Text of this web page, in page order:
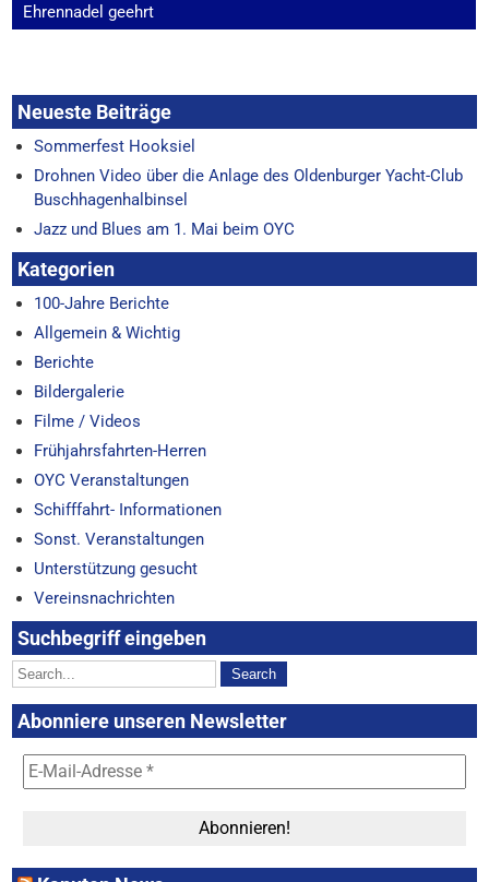
Ehrennadel geehrt
Neueste Beiträge
Sommerfest Hooksiel
Drohnen Video über die Anlage des Oldenburger Yacht-Club
Buschhagenhalbinsel
Jazz und Blues am 1. Mai beim OYC
Kategorien
100-Jahre Berichte
Allgemein & Wichtig
Berichte
Bildergalerie
Filme / Videos
Frühjahrsfahrten-Herren
OYC Veranstaltungen
Schifffahrt- Informationen
Sonst. Veranstaltungen
Unterstützung gesucht
Vereinsnachrichten
Suchbegriff eingeben
Abonniere unseren Newsletter